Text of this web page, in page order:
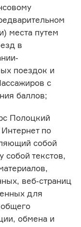
места путем
в
поездок и
с
баллов;
Полоцкий
по
собой
собой текстов,
веб-страниц
для
обмена и